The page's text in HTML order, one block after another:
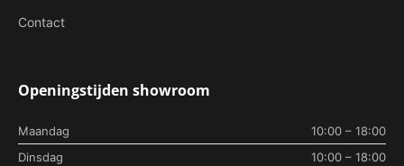
Contact
Openingstijden showroom
Maandag
10:00 – 18:00
Dinsdag
10:00 – 18:00